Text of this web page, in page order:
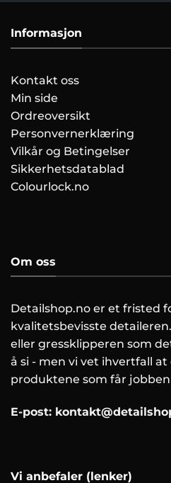
Informasjon
Kontakt oss
Min side
Ordreoversikt
Personvernerklæring
Vilkår og Betingelser
Sikkerhetsdatablad
Colourlock.no
Om oss
Detailshop.no er et fristed
kvalitetsbevisste
eller gressklipperen som
å si - men vi vet ihvertfall
produktene som får jobben
E-post:
Vi anbefaler (lenker)